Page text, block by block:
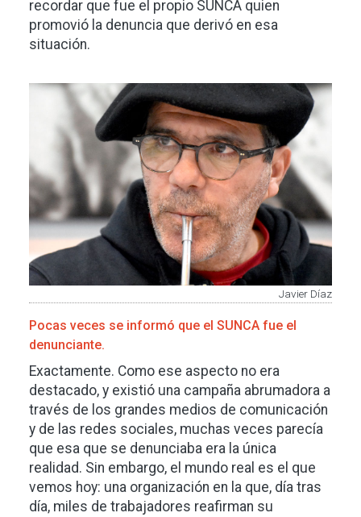
recordar que fue el propio SUNCA quien
promovió la denuncia que derivó en esa
situación.
Imagen
Javier Díaz
Pocas veces se informó que el SUNCA fue el
denunciante.
Exactamente. Como ese aspecto no era
destacado, y existió una campaña abrumadora a
través de los grandes medios de comunicación
y de las redes sociales, muchas veces parecía
que esa que se denunciaba era la única
realidad. Sin embargo, el mundo real es el que
vemos hoy: una organización en la que, día tras
día, miles de trabajadores reafirman su